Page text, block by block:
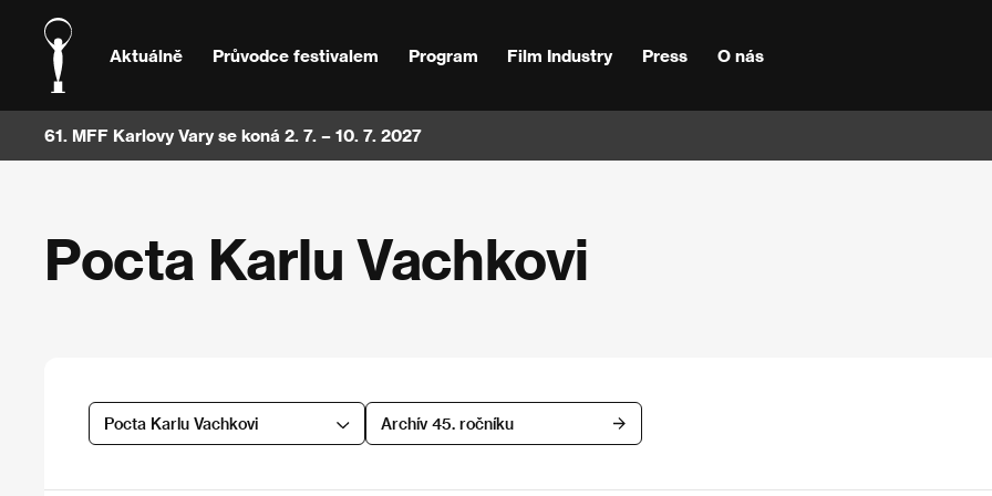
Aktuálně Průvodce festivalem Program Film Industry Press O nás
61. MFF Karlovy Vary se koná 2. 7. – 10. 7. 2027
Pocta Karlu Vachkovi
Pocta Karlu Vachkovi Archív 45. ročníku